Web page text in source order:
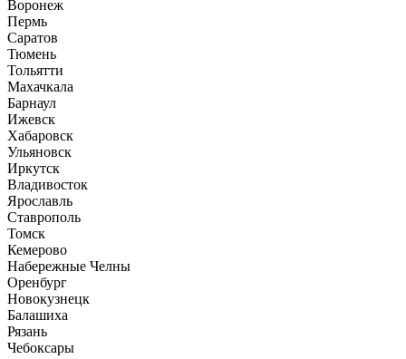
Воронеж
Пермь
Саратов
Тюмень
Тольятти
Махачкала
Барнаул
Ижевск
Хабаровск
Ульяновск
Иркутск
Владивосток
Ярославль
Ставрополь
Томск
Кемерово
Набережные Челны
Оренбург
Новокузнецк
Балашиха
Рязань
Чебоксары